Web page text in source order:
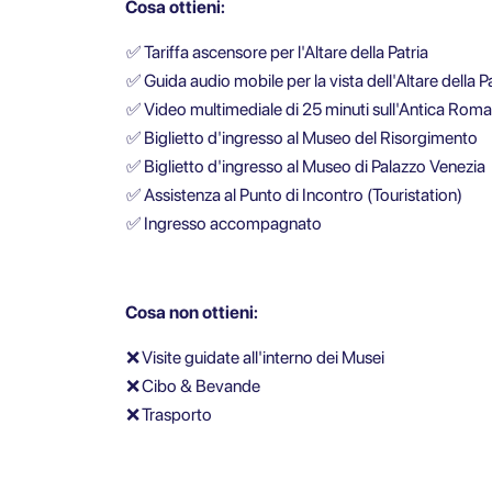
Cosa ottieni:
✅Tariffa ascensore per l'Altare della Patria
✅Guida audio mobile per la vista dell'Altare della
✅Video multimediale di 25 minuti sull'Antica Roma
✅ Biglietto d'ingresso al Museo del Risorgimento
✅ Biglietto d'ingresso al Museo di Palazzo Venezia
✅Assistenza al Punto di Incontro (Touristation)
✅ Ingresso accompagnato
Cosa non ottieni:
❌Visite guidate all'interno dei Musei
❌Cibo & Bevande
❌Trasporto